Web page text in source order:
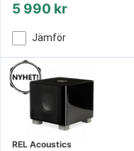
5 990 kr
Jämför
REL Acoustics